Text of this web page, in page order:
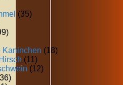
(35)
Kaninchen (18)
(11)
(12)